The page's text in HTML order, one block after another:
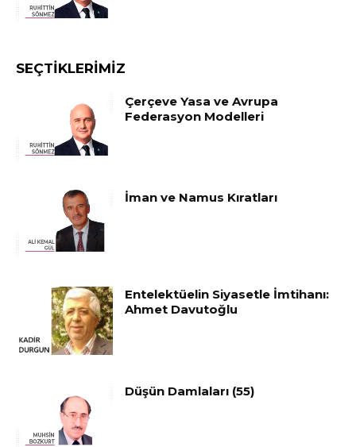
SEÇTIKLERIMIZ
Çerçeve Yasa ve Avrupa
Federasyon Modelleri
İman ve Namus Kıratları
Entelektüelin Siyasetle İmtihanı:
Ahmet Davutoğlu
Düşün Damlaları (55)